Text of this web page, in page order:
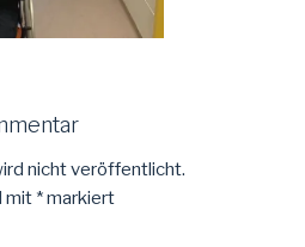
nicht veröffentlicht.
mit *markiert